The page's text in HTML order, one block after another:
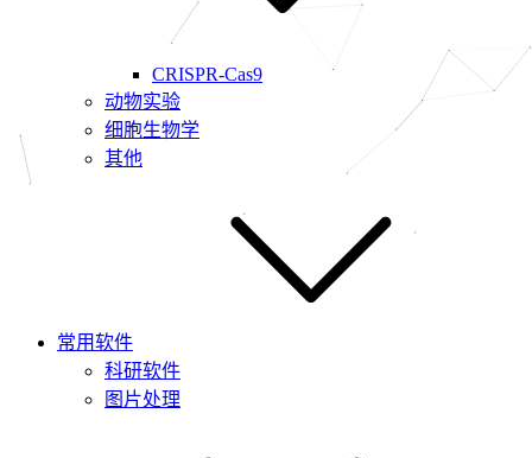
CRISPR-Cas9
动物实验
细胞生物学
其他
常用软件
科研软件
图片处理